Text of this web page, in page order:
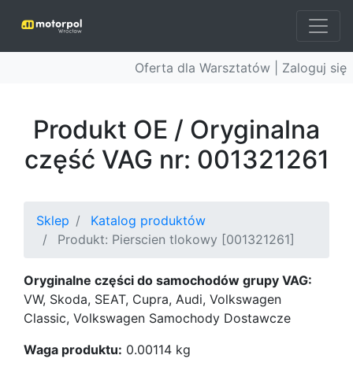
Oferta dla Warsztatów | Zaloguj się
Produkt OE / Oryginalna
część VAG nr: 001321261
Sklep
Katalog produktów
Produkt: Pierscien tlokowy [001321261]
Oryginalne części do samochodów grupy VAG:
VW, Skoda, SEAT, Cupra, Audi, Volkswagen
Classic, Volkswagen Samochody Dostawcze
Waga produktu: 0.00114 kg